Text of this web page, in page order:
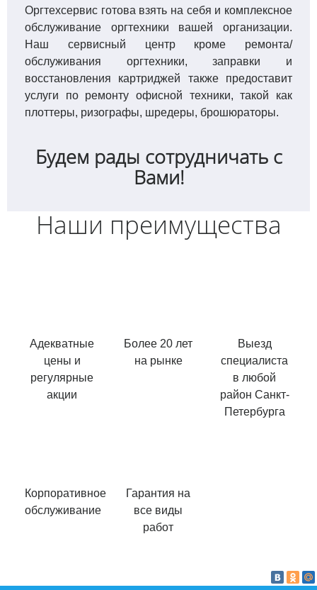
Оргтехсервис готова взять на себя и комплексное
обслуживание оргтехники вашей организации.
Наш сервисный центр кроме ремонта/
обслуживания оргтехники, заправки и
восстановления картриджей также предоставит
услуги по ремонту офисной техники, такой как
плоттеры, ризографы, шредеры, брошюраторы.
Будем рады сотрудничать с
Вами!
Наши преимущества
Адекватные
цены и
регулярные
акции
Более 20 лет
на рынке
Выезд
специалиста
в любой
район Санкт-
Петербурга
Корпоративное
обслуживание
Гарантия на
все виды
работ